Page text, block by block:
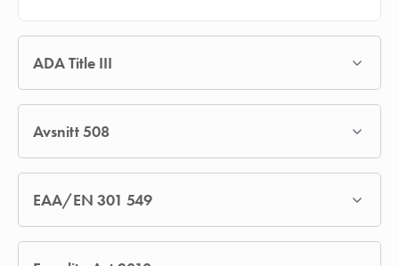
ADA Title III
Avsnitt 508
EAA/EN 301 549